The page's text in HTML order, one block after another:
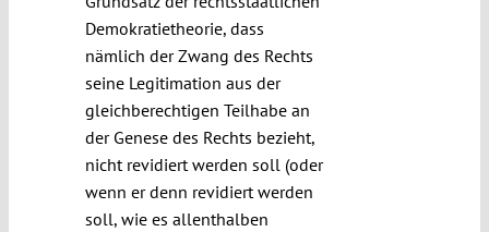
Demokratietheorie, dass
nämlich der Zwang des Rechts
seine Legitimation aus der
gleichberechtigen Teilhabe an
der Genese des Rechts bezieht,
nicht revidiert werden soll (oder
wenn er denn revidiert werden
soll, wie es allenthalben